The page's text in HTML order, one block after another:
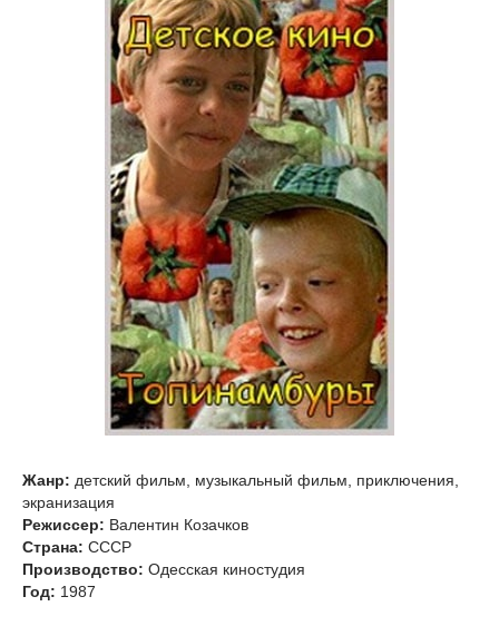
Жанр: детский фильм, музыкальный фильм, приключения,
экранизация
Режиссер: Валентин Козачков
Страна: СССР
Производство: Одесская киностудия
Год: 1987